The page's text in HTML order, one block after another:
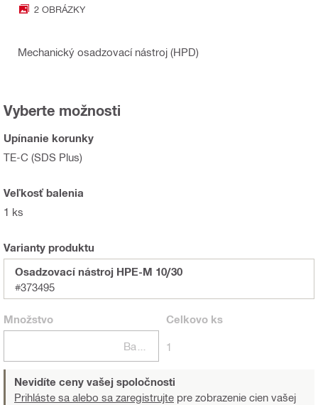
2 OBRÁZKY
Mechanický osadzovací nástroj (HPD)
Vyberte možnosti
Upínanie korunky
TE-C (SDS Plus)
Veľkosť balenia
1 ks
Varianty produktu
Osadzovací nástroj HPE-M 10/30
#373495
Množstvo Celkovo ks
1
Nevidíte ceny vašej spoločnosti
Prihláste sa alebo sa zaregistrujte pre zobrazenie cien vašej